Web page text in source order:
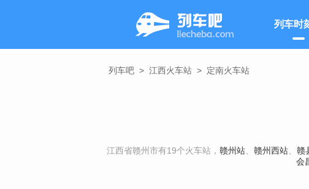
列车时
列车吧 > 江西火车站 > 定南火车站
江西省赣州市有19个火车站， 赣州站 赣州西站 赣
会